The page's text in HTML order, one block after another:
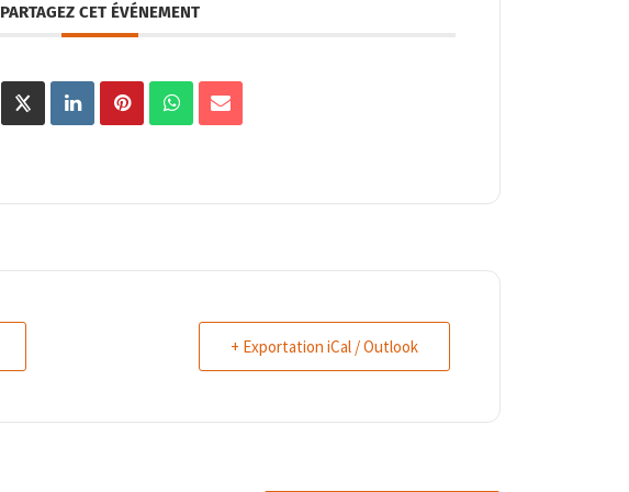
PARTAGEZ CET ÉVÉNEMENT
+ Exportation iCal / Outlook